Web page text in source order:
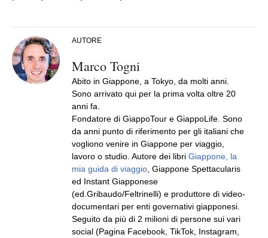
AUTORE
Marco Togni
Abito in Giappone, a Tokyo, da molti anni.
Sono arrivato qui per la prima volta oltre 20
anni fa.
Fondatore di GiappoTour e GiappoLife. Sono
da anni punto di riferimento per gli italiani che
vogliono venire in Giappone per viaggio,
lavoro o studio. Autore dei libri Giappone, la
mia guida di viaggio , Giappone Spettacularis
ed Instant Giapponese
(ed.Gribaudo/Feltrinelli) e produttore di video-
documentari per enti governativi giapponesi.
Seguito da più di 2 milioni di persone sui vari
social (Pagina Facebook, TikTok, Instagram,